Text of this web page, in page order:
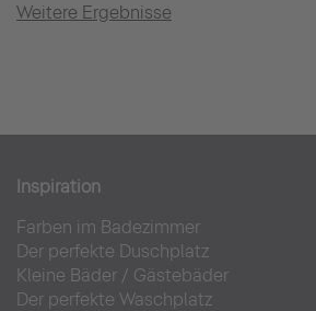
Weitere Ergebnisse
Inspiration
Farben im Badezimmer
Der perfekte Duschplatz
Kleine Bäder / Gästebäder
Der perfekte Waschplatz